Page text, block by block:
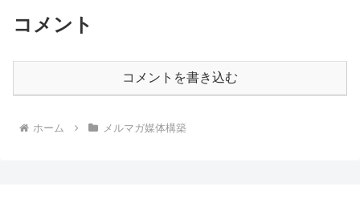
コメント
コメントを書き込む
ホーム メルマガ媒体構築